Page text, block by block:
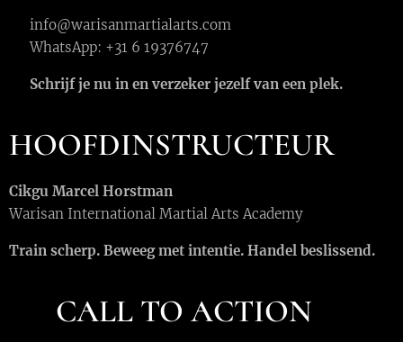
📧 info@warisanmartialarts.com
📲 WhatsApp: +31 6 19376747
Schrijf je nu in en verzeker jezelf van een plek.
HOOFDINSTRUCTEUR
Cikgu Marcel Horstman
Warisan International Martial Arts Academy
Train scherp. Beweeg met intentie. Handel beslissend.
CALL TO ACTION